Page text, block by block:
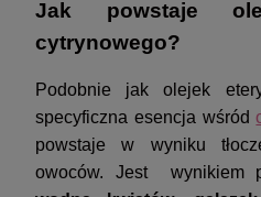
Jak powstaje
cytrynowego?
Podobnie jak olejek
specyficzna esencja wśród
powstaje w wyniku
owoców. Jest wynikiem